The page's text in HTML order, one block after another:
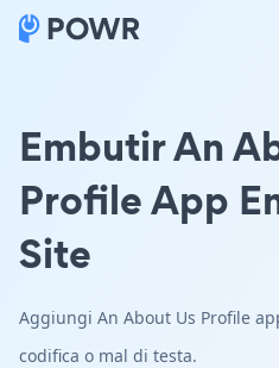
Embutir An
Profile App
Site
Aggiungi An About Us Profile
codifica o mal di testa.